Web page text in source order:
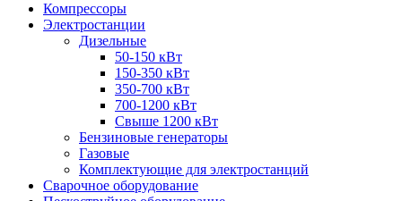
Компрессоры
Электростанции
Дизельные
50-150 кВт
150-350 кВт
350-700 кВт
700-1200 кВт
Свыше 1200 кВт
Бензиновые генераторы
Газовые
Комплектующие для электростанций
Сварочное оборудование